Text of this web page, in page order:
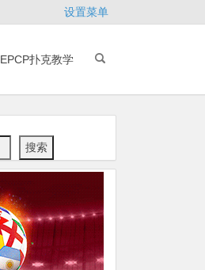
设置菜单
EPCP扑克教学
搜索